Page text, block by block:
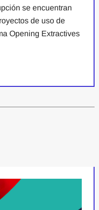
se encuentran
de uso de
Opening Extractives